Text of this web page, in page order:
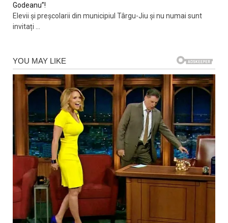
Godeanu”!
Elevii și preșcolarii din municipiul Târgu-Jiu și nu numai sunt
invitați